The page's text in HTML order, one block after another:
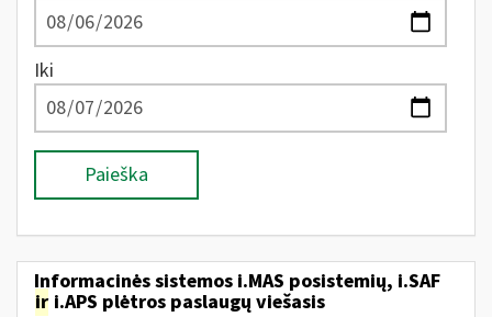
Iki
Paieška
Informacinės sistemos i.MAS posistemių, i.SAF
ir i.APS plėtros paslaugų viešasis